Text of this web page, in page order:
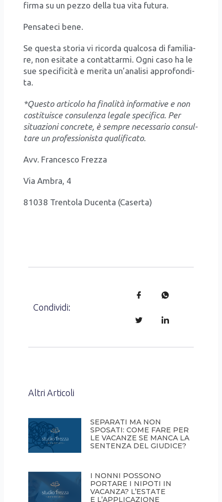
fir­ma su un pez­zo del­la tua vita futu­ra.
Pen­sa­te­ci bene.
Se que­sta sto­ria vi ricor­da qual­co­sa di fami­lia­
re, non esi­ta­te a con­tat­tar­mi. Ogni caso ha le
sue spe­ci­fi­ci­tà e meri­ta un’a­na­li­si appro­fon­di­
ta.
*Que­sto arti­co­lo ha fina­li­tà infor­ma­ti­ve e non
costi­tui­sce con­su­len­za lega­le spe­ci­fi­ca. Per
situa­zio­ni con­cre­te, è sem­pre neces­sa­rio con­sul­
ta­re un pro­fes­sio­ni­sta qua­li­fi­ca­to.
Avv. Fran­ce­sco Frez­za
Via Ambra, 4
81038 Tren­to­la Ducen­ta (Caser­ta)
Condividi:
Altri Articoli
SEPARATI MA NON
SPOSATI: COME FARE PER
LE VACANZE SE MANCA LA
SENTENZA DEL GIUDICE?
I NONNI POSSONO
PORTARE I NIPOTI IN
VACANZA? L’ESTATE
E L’APPLICAZIONE